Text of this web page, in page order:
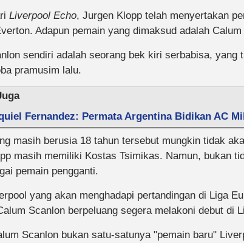
Liverpool Echo, Jurgen Klopp telah menyertakan
Adapun pemain yang dimaksud adalah
sendiri adalah seorang bek kiri serbabisa, yang
pramusim lalu.
Fernandez: Permata Argentina Bidikan AC
masih berusia 18 tahun tersebut mungkin tidak
masih memiliki Kostas Tsimikas. Namun, bukan
pemain pengganti.
yang akan menghadapi pertandingan di Liga
Scanlon berpeluang segera melakoni debut di
Scanlon bukan satu-satunya "pemain baru"